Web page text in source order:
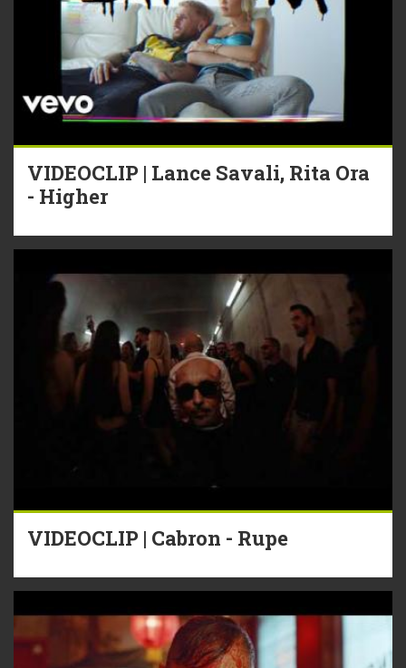
VIDEOCLIP | Lance Savali, Rita Ora
- Higher
VIDEOCLIP | Cabron - Rupe